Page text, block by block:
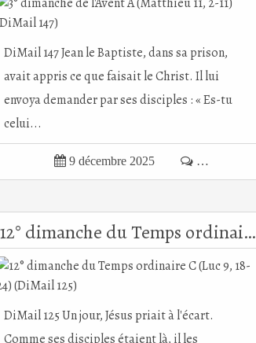
DiMail 147 Jean le Baptiste, dans sa prison,
avait appris ce que faisait le Christ. Il lui
envoya demander par ses disciples : « Es-tu
celui...
 9 décembre 2025  …
12° dimanche du Temps ordinaire C (Luc 9, 18-24) (DiMail 125)
DiMail 125 Un jour, Jésus priait à l'écart.
Comme ses disciples étaient là, il les